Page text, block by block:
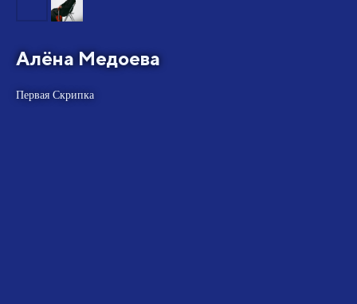
Алёна Медоева
Первая Скрипка